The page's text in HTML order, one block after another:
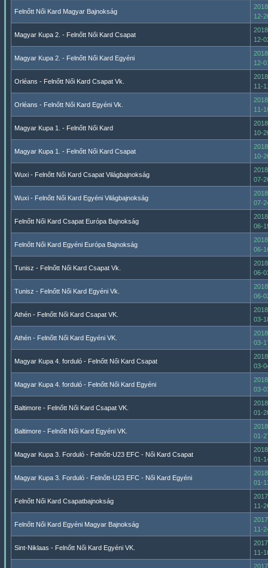
Felnőtt Női Kard Magyar Bajnokság
12-
Magyar Kupa 2. - Felnőtt Női Kard Csapat
12-
Magyar Kupa 2. - Felnőtt Női Kard Egyéni
12-
Orléans - Felnőtt Női Kard Csapat Vk.
11-
Orléans - Felnőtt Női Kard Egyéni Vk.
11-
Magyar Kupa 1. - Felnőtt Női Kard
10-
Magyar Kupa 1. - Felnőtt Női Kard Csapat
10-
Wuxi - Felnőtt Női Kard Csapat Világbajnokság
07-
Wuxi - Felnőtt Női Kard Egyéni Világbajnokság
07-
Felnőtt Női Kard Csapat Európa Bajnokság
06-
Felnőtt Női Kard Egyéni Európa Bajnokság
06-
Tunisz - Felnőtt Női Kard Csapat Vk.
06-
Tunisz - Felnőtt Női Kard Egyéni Vk.
06-
Athén - Felnőtt Női Kard Csapat VK.
03-
Athén - Felnőtt Női Kard Egyéni VK.
03-
Magyar Kupa 4. forduló - Felnőtt Női Kard Csapat
03-
Magyar Kupa 4. forduló - Felnőtt Női Kard Egyéni
03-
Baltimore - Felnőtt Női Kard Csapat VK.
01-
Baltimore - Felnőtt Női Kard Egyéni VK.
01-
Magyar Kupa 3. Forduló - Felnőtt-U23 EFC - Női Kard Csapat
01-
Magyar Kupa 3. Forduló - Felnőtt-U23 EFC - Női Kard Egyéni
01-
Felnőtt Női Kard Csapatbajnokság
11-
Felnőtt Női Kard Egyéni Magyar Bajnokság
11-
Sint-Niklaas - Felnőtt Női Kard Egyéni VK.
11-